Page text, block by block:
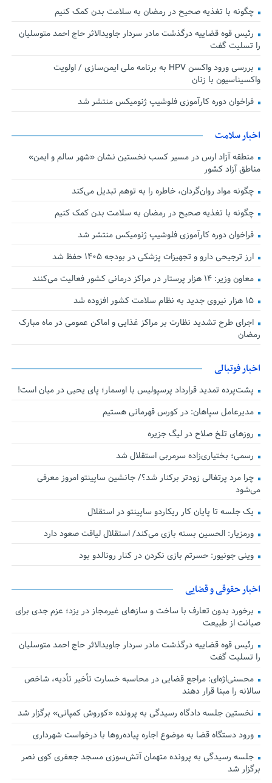
چگونه با تغذیه صحیح در رمضان به سلامت بدن کمک کنیم
رئیس قوه قضاییه درگذشت مادر سردار جاویدالاثر حاج احمد متوسلیان
را تسلیت گفت
بررسی ورود واکسن HPV به برنامه ملی ایمن‌سازی / اولویت
واکسیناسیون با زنان
فراخوان دوره کارآموزی فلوشیپ ژنومیکس منتشر شد
اخبار سلامت
منطقه آزاد ارس در مسیر کسب نخستین نشان «شهر سالم و ایمن»
مناطق آزاد کشور
چگونه مواد روان‌گردان، خاطره را به توهم تبدیل می‌کند
چگونه با تغذیه صحیح در رمضان به سلامت بدن کمک کنیم
فراخوان دوره کارآموزی فلوشیپ ژنومیکس منتشر شد
ارز ترجیحی دارو و تجهیزات پزشکی در بودجه ۱۴۰۵ حفظ شد
معاون وزیر: ۱۴ هزار پرستار در مراکز درمانی کشور فعالیت می‌کنند
۱۵ هزار نیروی جدید به نظام سلامت کشور افزوده شد
اجرای طرح تشدید نظارت بر مراکز غذایی و اماکن عمومی در ماه مبارک
رمضان
اخبار فوتبالی
پشت‌پرده تمدید قرارداد پرسپولیس با اوسمار؛ پای یحیی در میان است!
مدیرعامل سپاهان: در کورس قهرمانی هستیم
روزهای تلخ صلاح در لیگ جزیره
رسمی؛ بختیاری‌زاده سرمربی استقلال شد
چرا مرد پرتغالی زودتر برکنار شد؟/ جانشین ساپینتو امروز معرفی
می‌شود
یک جلسه تا پایان کار ریکاردو ساپینتو در استقلال
ورمزیار: الحسین بسته بازی می‌کند/ استقلال لیاقت صعود دارد
وینی جونیور: حسرتم بازی نکردن در کنار رونالدو بود
اخبار حقوقی و قضایی
برخورد بدون تعارف با ساخت‌ و سازهای غیرمجاز در یزد؛ عزم جدی برای
صیانت از طبیعت
رئیس قوه قضاییه درگذشت مادر سردار جاویدالاثر حاج احمد متوسلیان
را تسلیت گفت
محسنی‌اژه‌ای: مراجع قضایی در محاسبه خسارت تأخیر تأدیه، شاخص
سالانه را مبنا قرار دهند
نخستین جلسه دادگاه رسیدگی به پرونده «کوروش کمپانی» برگزار شد
ورود دستگاه قضا به موضوع اجاره پیاده‌روها با درخواست شهرداری
جلسه رسیدگی به پرونده متهمان آتش‌سوزی مسجد جعفری کوی نصر
برگزار شد